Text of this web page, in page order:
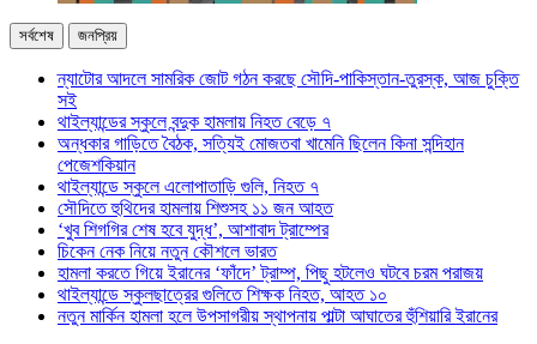
সর্বশেষ জনপ্রিয়
ন্যাটোর আদলে সামরিক জোট গঠন করছে সৌদি-পাকিস্তান-তুরস্ক, আজ চুক্তি
সই
থাইল্যান্ডের স্কুলে বন্দুক হামলায় নিহত বেড়ে ৭
অন্ধকার গাড়িতে বৈঠক, সত্যিই মোজতবা খামেনি ছিলেন কিনা সন্দিহান
পেজেশকিয়ান
থাইল্যান্ডে স্কুলে এলোপাতাড়ি গুলি, নিহত ৭
সৌদিতে হুথিদের হামলায় শিশুসহ ১১ জন আহত
‘খুব শিগগির শেষ হবে যুদ্ধ’, আশাবাদ ট্রাম্পের
চিকেন নেক নিয়ে নতুন কৌশলে ভারত
হামলা করতে গিয়ে ইরানের ‘ফাঁদে’ ট্রাম্প, পিছু হটলেও ঘটবে চরম পরাজয়
থাইল্যান্ডে স্কুলছাত্রের গুলিতে শিক্ষক নিহত, আহত ১০
নতুন মার্কিন হামলা হলে উপসাগরীয় স্থাপনায় পাল্টা আঘাতের হুঁশিয়ারি ইরানের